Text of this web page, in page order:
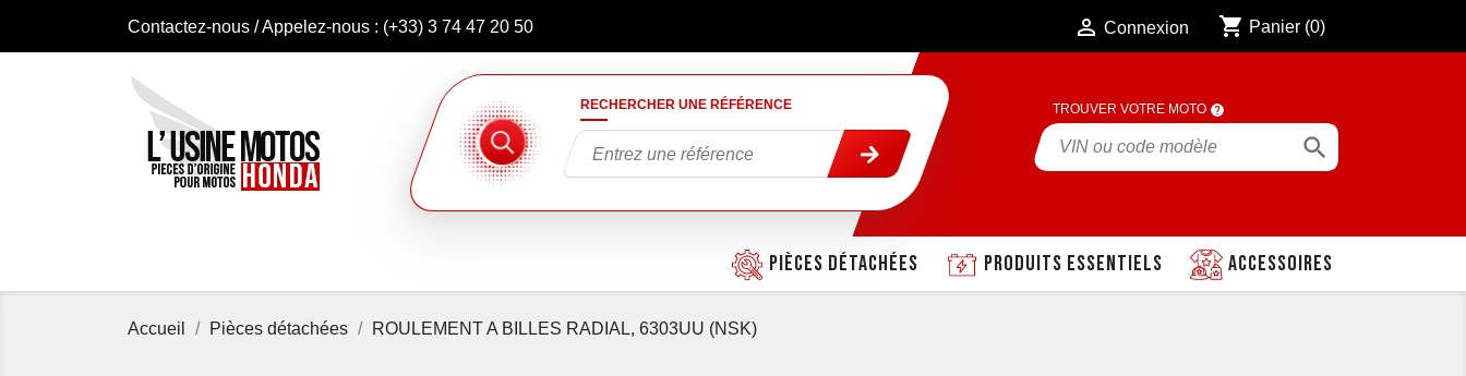
Contactez-nous / Appelez-nous : (+33) 3 74 47 20 50  Connexion shopping_cart Panier (0)
RECHERCHER UNE RÉFÉRENCE TROUVER VOTRE MOTO

Accessoires
Produits essentiels
Pièces détachées
Accueil Pièces détachées ROULEMENT A BILLES RADIAL, 6303UU (NSK)